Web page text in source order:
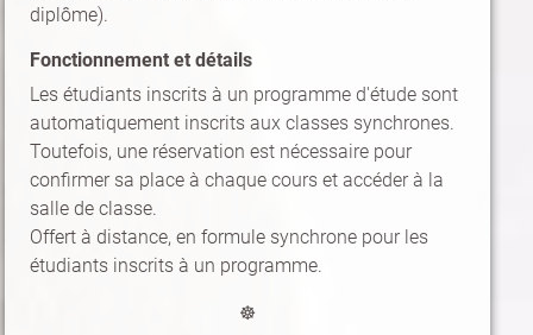
diplôme).
Fonctionnement et détails
Les étudiants inscrits à un programme d'étude sont
automatiquement inscrits aux classes synchrones.
Toutefois, une réservation est nécessaire pour
confirmer sa place à chaque cours et accéder à la
salle de classe.
Offert à distance, en formule synchrone pour les
étudiants inscrits à un programme.
☸